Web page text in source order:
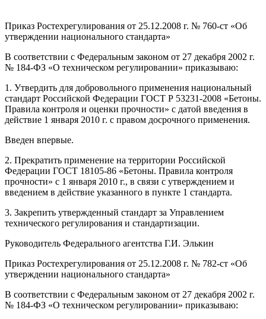
Приказ Ростехрегулирования от 25.12.2008 г. № 760-ст «Об
утверждении национального стандарта»
В соответствии с Федеральным законом от 27 декабря 2002 г.
№ 184-ФЗ «О техническом регулировании» приказываю:
1. Утвердить для добровольного применения национальный
стандарт Российской Федерации ГОСТ Р 53231-2008 «Бетоны.
Правила контроля и оценки прочности» с датой введения в
действие 1 января 2010 г. с правом досрочного применения.
Введен впервые.
2. Прекратить применение на территории Российской
Федерации ГОСТ 18105-86 «Бетоны. Правила контроля
прочности» с 1 января 2010 г., в связи с утверждением и
введением в действие указанного в пункте 1 стандарта.
3. Закрепить утвержденный стандарт за Управлением
технического регулирования и стандартизации.
Руководитель Федерального агентства Г.И. Элькин
Приказ Ростехрегулирования от 25.12.2008 г. № 782-ст «Об
утверждении национального стандарта»
В соответствии с Федеральным законом от 27 декабря 2002 г.
№ 184-ФЗ «О техническом регулировании» приказываю: